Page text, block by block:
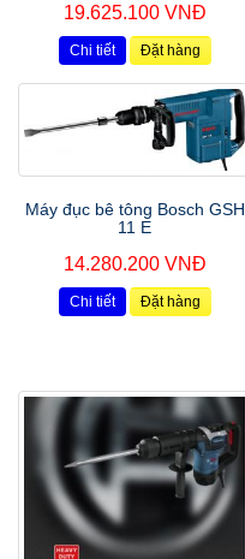
19.625.100 VNĐ
Chi tiết Đặt hàng
Máy đục bê tông Bosch GSH
11 E
14.280.200 VNĐ
Chi tiết Đặt hàng